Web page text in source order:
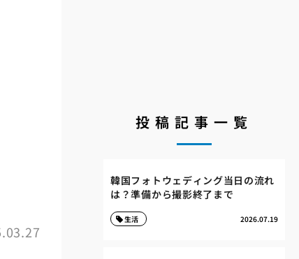
投稿記事一覧
韓国フォトウェディング当日の流れ
は？準備から撮影終了まで
2026.07.19
生活